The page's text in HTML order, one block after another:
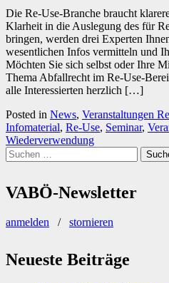
Die Re-Use-Branche braucht
Klarheit in die Auslegung des für
bringen, werden drei Experten
wesentlichen Infos vermitteln und
Möchten Sie sich selbst oder Ihre
Thema Abfallrecht im Re-Use-
alle Interessierten herzlich […]
Posted in News, Veranstaltungen
Infomaterial, Re-Use, Seminar,
Wiederverwendung
Suchen
nach:
VABÖ-Newsletter
anmelden / stornieren
Neueste Beiträge